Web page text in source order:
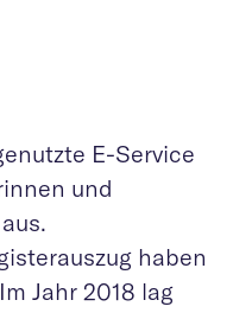
E-Service
und
haben
Jahr 2018 lag